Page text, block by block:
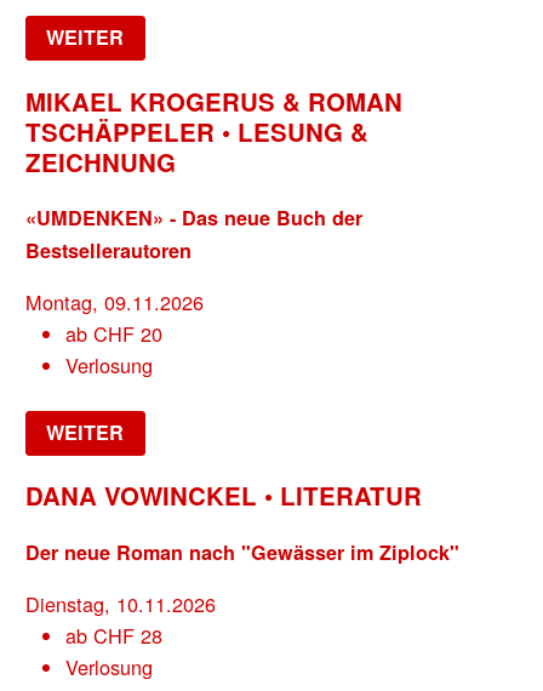
WEITER
MIKAEL KROGERUS & ROMAN
TSCHÄPPELER • LESUNG &
ZEICHNUNG
«UMDENKEN» - Das neue Buch der
Bestsellerautoren
Montag, 09.11.2026
ab CHF20
Verlosung
WEITER
DANA VOWINCKEL • LITERATUR
Der neue Roman nach "Gewässer im Ziplock"
Dienstag, 10.11.2026
ab CHF28
Verlosung